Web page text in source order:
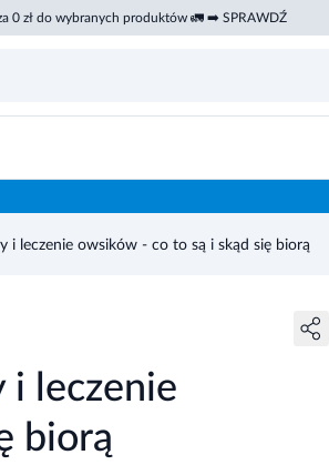
0 zł do wybranych produktów 🚛 ➡️ SPRAWDŹ
i leczenie owsików - co to są i skąd się biorą
i leczenie
biorą